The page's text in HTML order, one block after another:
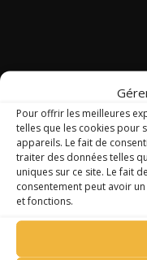
Pour offrir les meilleures
telles que les cookies pour
appareils. Le fait de
traiter des données telles
uniques sur ce site. Le fait
consentement peut avoir
et fonctions.
8 ans +